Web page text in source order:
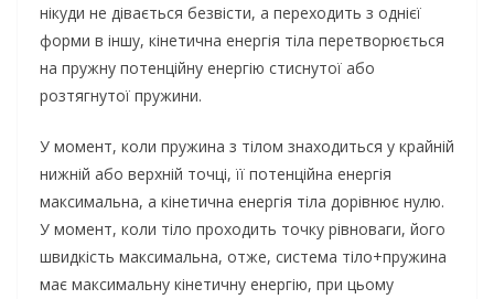
нікуди не дівається безвісти, а переходить з однієї
форми в іншу, кінетична енергія тіла перетворюється
на пружну потенційну енергію стиснутої або
розтягнутої пружини.
У момент, коли пружина з тілом знаходиться у крайній
нижній або верхній точці, її потенційна енергія
максимальна, а кінетична енергія тіла дорівнює нулю.
У момент, коли тіло проходить точку рівноваги, його
швидкість максимальна, отже, система тіло+пружина
має максимальну кінетичну енергію, при цьому